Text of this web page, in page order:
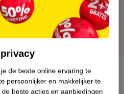
kaart
de beste online ervaring te
persoonlijker en makkelijker te
beste acties en aanbiedingen